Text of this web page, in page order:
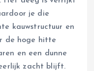
je die
kauwstructuur en
de hoge hitte
en een dunne
zacht blijft.